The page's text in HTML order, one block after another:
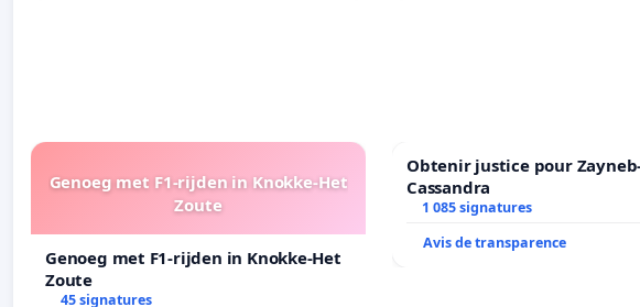
Genoeg met F1-rijden in Knokke-Het
Zoute
Genoeg met F1-rijden in Knokke-Het
Zoute
45 signatures
Obtenir justice pour
Cassandra
1 085 signatures
Avis de transparence